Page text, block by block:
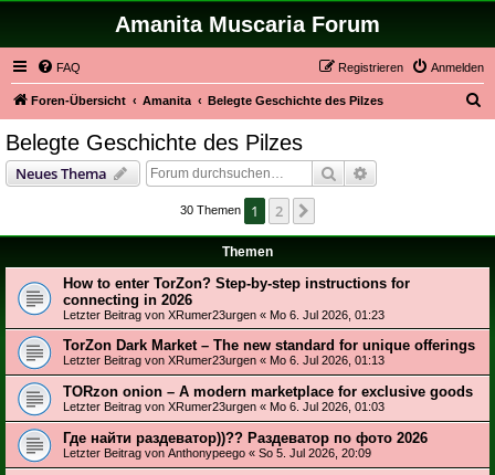
Amanita Muscaria Forum
FAQ Anmelden
Registrieren
Foren-Übersicht Amanita Belegte Geschichte des Pilzes
Belegte Geschichte des Pilzes
Neues Thema Suche
30 Themen 1 2
Themen
How to enter TorZon? Step-by-step instructions for
connecting in 2026
Letzter Beitrag von XRumer23urgen « Mo 6. Jul 2026, 01:23
TorZon Dark Market – The new standard for unique offerings
Letzter Beitrag von XRumer23urgen « Mo 6. Jul 2026, 01:13
TORzon onion – A modern marketplace for exclusive goods
Letzter Beitrag von XRumer23urgen « Mo 6. Jul 2026, 01:03
Где найти раздеватор))?? Раздеватор по фото 2026
Letzter Beitrag von Anthonypeego « So 5. Jul 2026, 20:09